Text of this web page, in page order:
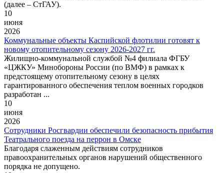
(далее – СтГАУ).
10
июня
2026
Коммунальные объекты Каспийской флотилии готовят к
новому отопительному сезону 2026-2027 гг.
Жилищно-коммунальной службой №4 филиала ФГБУ
«ЦЖКУ» Минобороны России (по ВМФ) в рамках к
предстоящему отопительному сезону в целях
гарантированного обеспечения теплом военных городков
разработан ...
10
июня
2026
Сотрудники Росгвардии обеспечили безопасность прибытия
Театрального поезда на перрон в Омске
Благодаря слаженным действиям сотрудников
правоохранительных органов нарушений общественного
порядка не допущено.